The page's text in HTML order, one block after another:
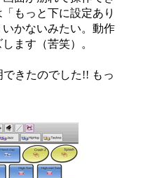
もっと下に設定あり
かないみたい。動作
ます（苦笑）。
きたのでした!! もっ